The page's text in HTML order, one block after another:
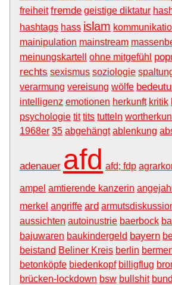
freiheit fremde geistige diktatur
hashtags hass islam
mainipulation mainstream
meinungskartell
ohne mitgefühl
rechts sexismus soziologie
verarmung vereisung wölfe
intelligenz emotionen herkunft kritik
psychologie tit tits tutteln
1968er 35 abgehängt ablenkung
adenauer afd afd; fdp
ampel amtierende kanzerin
merkel angriffe ard
aussichten autoinustrie baerbock
bajuwaren baukindergeld bayern
beistand Beliner Kreis berlin
betonköpfe biedenkopf billigflug
brücken-lockdown bsw bullshit